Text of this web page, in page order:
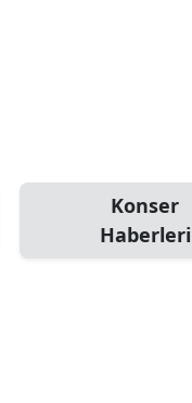
Konser
Haberleri